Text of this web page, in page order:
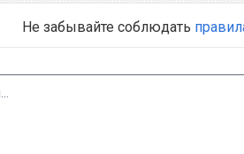
Не забывайте соблюдать